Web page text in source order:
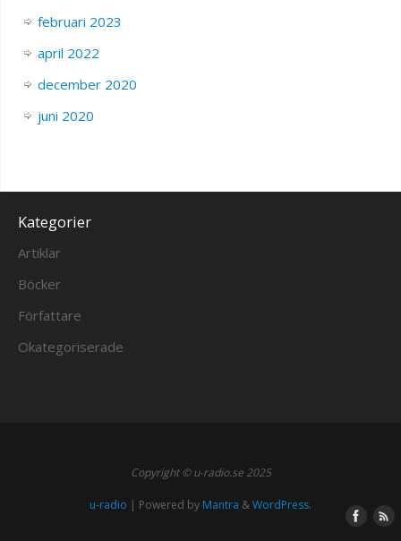
februari 2023
april 2022
december 2020
juni 2020
Kategorier
Artiklar
Böcker
Författare
Okategoriserade
Copyright © u-radio.se 2025
u-radio | Powered by Mantra &WordPress.